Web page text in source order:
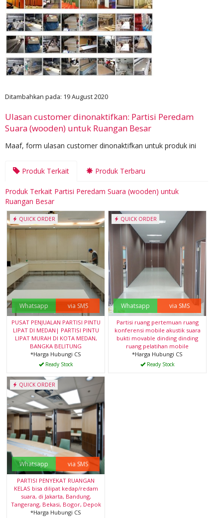
Ditambahkan pada: 19 August 2020
Ulasan customer dinonaktifkan: Partisi Peredam
Suara (wooden) untuk Ruangan Besar
Maaf, form ulasan customer dinonaktifkan untuk produk ini
Produk Terkait Produk Terbaru
Produk Terkait Partisi Peredam Suara (wooden) untuk
Ruangan Besar
QUICK ORDER
Whatsapp via SMS
PUSAT PENJUALAN PARTISI PINTU
LIPAT DI MEDAN| PARTISI PINTU
LIPAT MURAH DI KOTA MEDAN,
BANGKA BELITUNG
*Harga Hubungi CS
Ready Stock
QUICK ORDER
Whatsapp via SMS
Partisi ruang pertemuan ruang
konferensi mobile akustik suara
bukti movable dinding dinding
ruang pelatihan mobile
*Harga Hubungi CS
Ready Stock
QUICK ORDER
Whatsapp via SMS
PARTISI PENYEKAT RUANGAN
KELAS bisa dilipat kedap/redam
suara, di Jakarta, Bandung,
Tangerang, Bekasi, Bogor, Depok
*Harga Hubungi CS